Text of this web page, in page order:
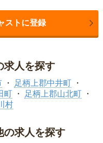
ストに登録
求人を探す
足柄上郡中井町
町
足柄上郡山北町
村
の求人を探す